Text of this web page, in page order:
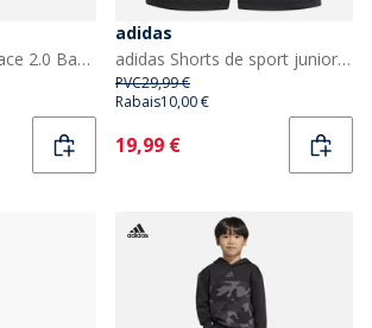
adidas Junior VS Pace 2.0 Baskets Pink Fusion/Cloud White/Clear Pink
adidas
adidas Shorts de sport junior NZR All Blacks Nouvelle-Zélande All Black/Pure Teal
PVC29,99 €
Rabais10,00 €
Current
19,99 €